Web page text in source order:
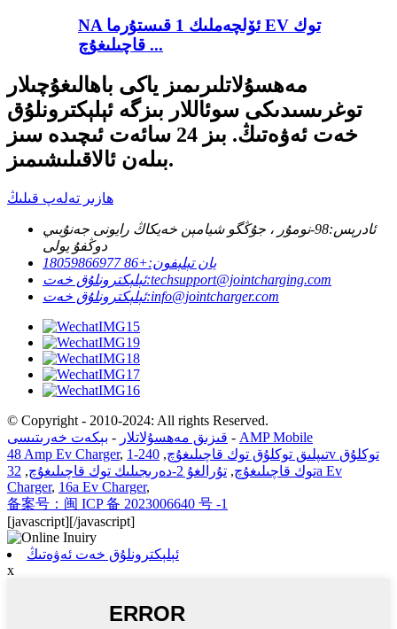
NA ئۆلچەملىك 1 قىستۇرما EV توك
قاچىلىغۇچ ...
مەھسۇلاتلىرىمىز ياكى باھالىغۇچىلار
توغرىسىدىكى سوئاللار بىزگە ئېلېكترونلۇق
خەت ئەۋەتىڭ. بىز 24 سائەت ئىچىدە سىز
بىلەن ئالاقىلىشىمىز.
ھازىر تەلەپ قىلىڭ
ئادرېس:
98-نومۇر ، جۇڭگو شيامېن خەيكاڭ رايونى جەنۇبىي
دوڭفۇ يولى
يان تېلېفون:+86 18059866977
ئېلېكترونلۇق خەت:techsupport@jointcharging.com
ئېلېكترونلۇق خەت:info@jointcharger.com
© Copyright - 2010-2024: All rights Reserved.
قىزىق مەھسۇلاتلار - بېكەت خەرىتىسى - AMP Mobile
48 Amp Ev Charger, 1-تىپلىق توكلۇق توك قاچىلىغۇچ, 240v توكلۇق
توك قاچىلىغۇچ, تۇرالغۇ 2-دەرىجىلىك توك قاچىلىغۇچ ,
32a Ev
Charger, 16a Ev Charger,
备案号：闽 ICP 备 2023006640 号 -1
[javascript][/javascript]
ئېلېكترونلۇق خەت ئەۋەتىڭ
x